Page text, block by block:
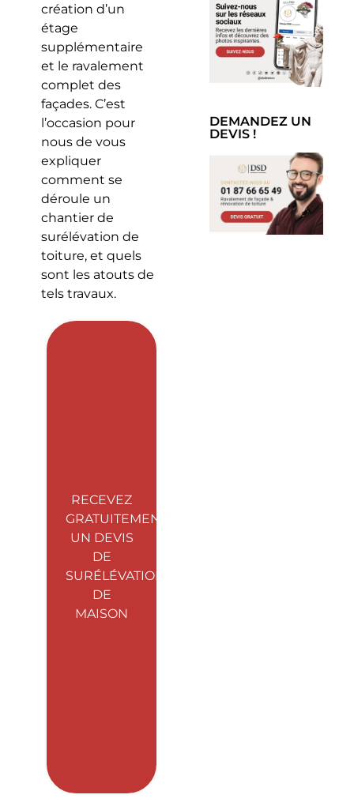
création d’un
étage
supplémentaire
et le ravalement
complet des
façades. C’est
l’occasion pour
nous de vous
expliquer
comment se
déroule un
chantier de
surélévation de
toiture, et quels
sont les atouts de
tels travaux.
RECEVEZ
GRATUITEMENT
UN DEVIS
DE
SURÉLÉVATION
DE
MAISON
DEMANDEZ UN
DEVIS !